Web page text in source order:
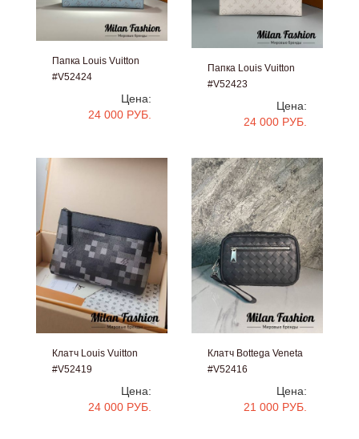
Папка Louis Vuitton
#V52424
Цена:
24 000 РУБ.
Папка Louis Vuitton
#V52423
Цена:
24 000 РУБ.
Клатч Louis Vuitton
#V52419
Цена:
24 000 РУБ.
Клатч Bottega Veneta
#V52416
Цена:
21 000 РУБ.